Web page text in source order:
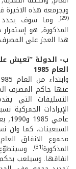
ويجرمعه هذه
(29) . وما سوف يحدد
المذكورة, هو
هذا العجز على
ب-­ الدولة “تعيش
العام 1985
التسليفات التي
السبعينات. كما وان
المذكورة(31)
.
انفاقها. وسيلعب